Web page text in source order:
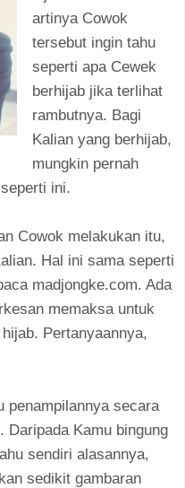
artinya Cowok
tersebut ingin tahu
seperti apa Cewek
berhijab jika terlihat
rambutnya. Bagi
Kalian yang berhijab,
mungkin pernah
ini.
Cowok melakukan itu,
Hal ini sama seperti
madjongke.com. Ada
memaksa untuk
Pertanyaannya,
penampilannya secara
Daripada Kamu bingung
sendiri alasannya,
sedikit gambaran